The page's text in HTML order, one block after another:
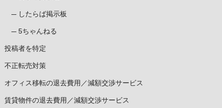
したらば掲示板
5ちゃんねる
投稿者を特定
不正転売対策
オフィス移転の退去費用／減額交渉サービス
賃貸物件の退去費用／減額交渉サービス